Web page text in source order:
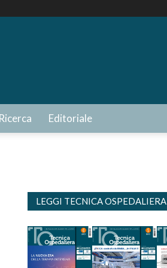
Ricerca Editoriale
LEGGI TECNICA OSPEDALIERA